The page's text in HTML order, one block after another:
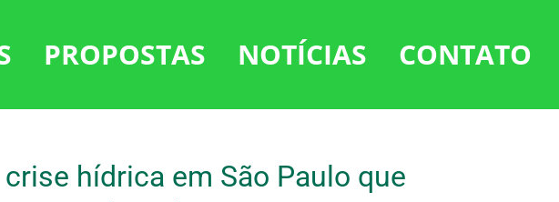
PROPOSTAS NOTÍCIAS CONTATO
hídrica em São Paulo que